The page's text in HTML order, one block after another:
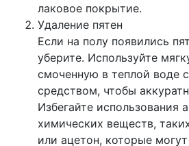
лаковое покрытие.
Удаление пятен
Если на полу появились
уберите. Используйте
смоченную в теплой
средством, чтобы
Избегайте использования
химических веществ,
или ацетон, которые